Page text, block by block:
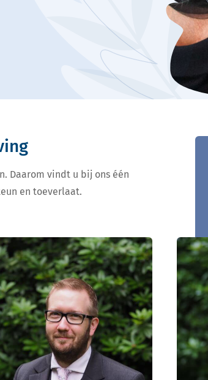
Daarom vindt u bij ons één
en toeverlaat.